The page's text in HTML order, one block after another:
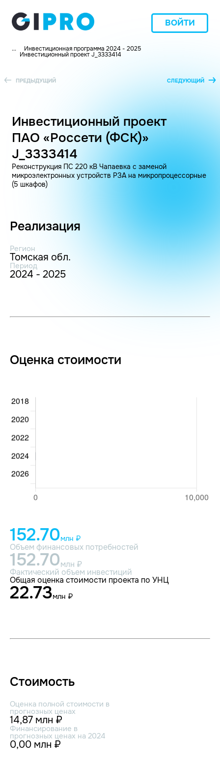
ВОЙТИ
... Инвестиционная программа 2024 - 2025
Инвестиционный проект J_3333414
ПРЕДЫДУЩИЙ СЛЕДУЮЩИЙ
Инвестиционный проект
ПАО «Россети (ФСК)»
J_3333414
Реконструкция ПС 220 кВ Чапаевка с заменой
микроэлектронных устройств РЗА на микропроцессорные
(5 шкафов)
Реализация
Регион
Томская обл.
Период
2024 - 2025
Оценка стоимости
152.70млн ₽
Объем финансовых потребностей
152.70млн ₽
Фактический объем инвестиций
Общая оценка стоимости проекта по УНЦ
22.73млн ₽
Стоимость
Оценка полной стоимости в
прогнозных ценах
14,87 млн ₽
Финансирование в
прогнозных ценах на 2024
0,00 млн ₽